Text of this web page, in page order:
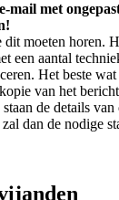
mail met
dit moeten horen.
een aantal
Het beste
van het
de details
dan de nodige